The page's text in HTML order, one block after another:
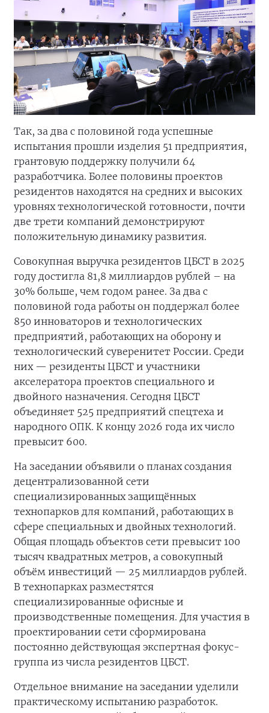
Так, за два с половиной года успешные
испытания прошли изделия 51 предприятия,
грантовую поддержку получили 64
разработчика. Более половины проектов
резидентов находятся на средних и высоких
уровнях технологической готовности, почти
две трети компаний демонстрируют
положительную динамику развития.
Совокупная выручка резидентов ЦБСТ в 2025
году достигла 81,8 миллиардов рублей – на
30% больше, чем годом ранее. За два с
половиной года работы он поддержал более
850 инноваторов и технологических
предприятий, работающих на оборону и
технологический суверенитет России. Среди
них — резиденты ЦБСТ и участники
акселератора проектов специального и
двойного назначения. Сегодня ЦБСТ
объединяет 525 предприятий спецтеха и
народного ОПК. К концу 2026 года их число
превысит 600.
На заседании объявили о планах создания
децентрализованной сети
специализированных защищённых
технопарков для компаний, работающих в
сфере специальных и двойных технологий.
Общая площадь объектов сети превысит 100
тысяч квадратных метров, а совокупный
объём инвестиций — 25 миллиардов рублей.
В технопарках разместятся
специализированные офисные и
производственные помещения. Для участия в
проектировании сети сформирована
постоянно действующая экспертная фокус-
группа из числа резидентов ЦБСТ.
Отдельное внимание на заседании уделили
практическому испытанию разработок.